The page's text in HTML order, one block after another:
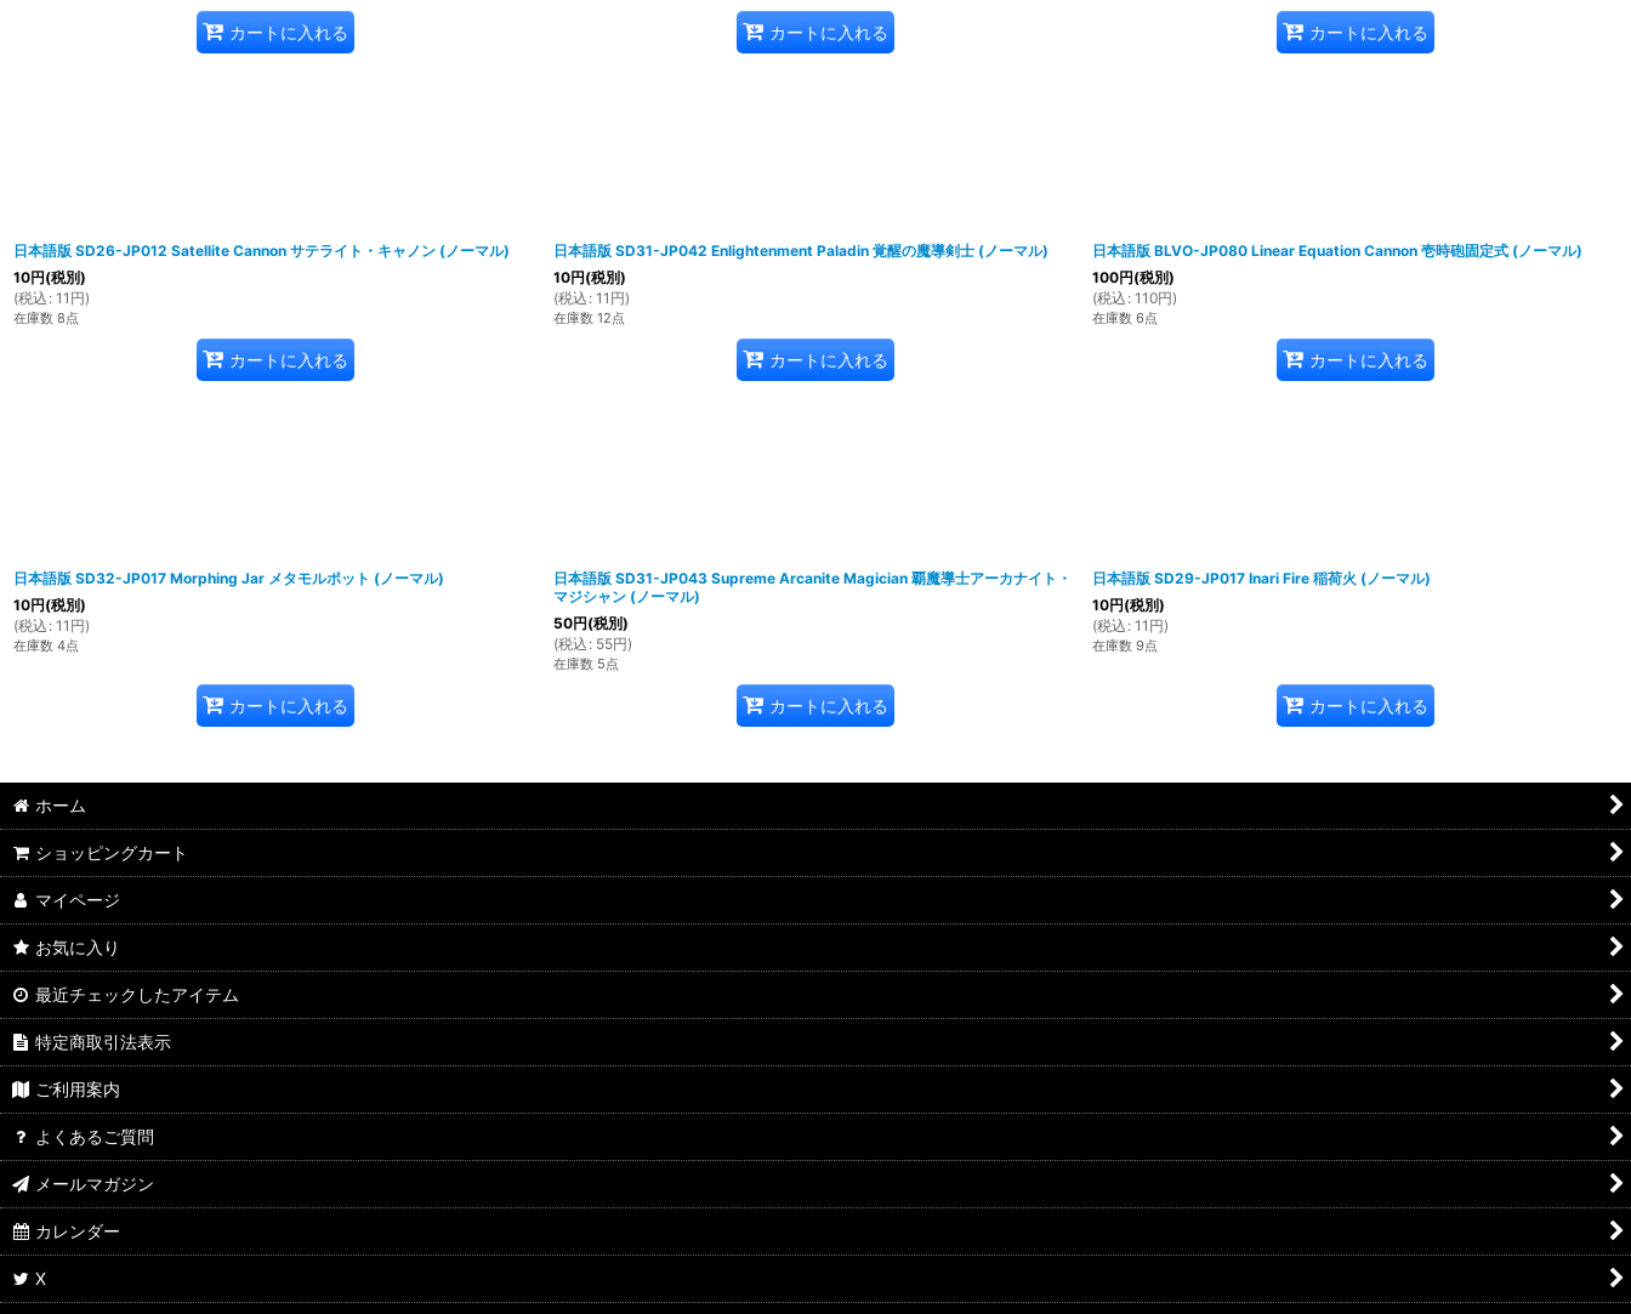
カートに入れる カートに入れる カートに入れる
日本語版 SD26-JP012 Satellite Cannon サテライト・キャノン (ノーマル)
10円(税別)
(税込 : 11 円)
在庫数 8点
カートに入れる
日本語版 SD31-JP042 Enlightenment Paladin 覚醒の魔導剣士 (ノーマル)
10円(税別)
(税込 : 11 円)
在庫数 12点
カートに入れる
日本語版 BLVO-JP080 Linear Equation Cannon 壱時砲固定式 (ノーマル)
100円(税別)
(税込 : 110円)
在庫数 6点
カートに入れる
日本語版 SD32-JP017 Morphing Jar メタモルポット (ノーマル)
10円(税別)
(税込 : 11 円)
在庫数 4点
カートに入れる
日本語版 SD31-JP043 Supreme Arcanite Magician 覇魔導士アーカナイト・
マジシャン (ノーマル)
50円(税別)
(税込 : 55円)
在庫数 5点
カートに入れる
日本語版 SD29-JP017 Inari Fire 稲荷火 (ノーマル)
10円(税別)
(税込 : 11 円)
在庫数 9点
カートに入れる
ホーム
ショッピングカート
マイページ
お気に入り
最近チェックしたアイテム
特定商取引法表示
ご利用案内
よくあるご質問
メールマガジン
カレンダー
X